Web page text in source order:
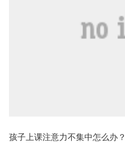
孩子上课注意力不集中怎么办？